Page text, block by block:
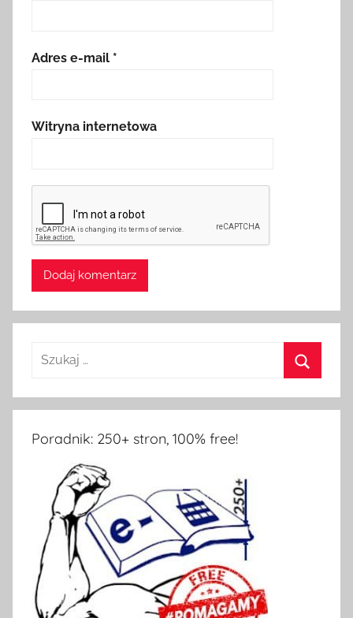
Adres e-mail *
Witryna internetowa
Poradnik: 250+ stron, 100% free!